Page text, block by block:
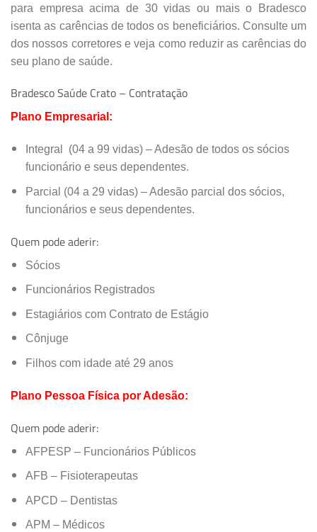
para empresa acima de 30 vidas ou mais o Bradesco
isenta as carências de todos os beneficiários. Consulte um
dos nossos corretores e veja como reduzir as carências do
seu plano de saúde.
Bradesco Saúde Crato – Contratação
Plano Empresarial:
Integral (04 a 99 vidas) – Adesão de todos os sócios
funcionário e seus dependentes.
Parcial (04 a 29 vidas) – Adesão parcial dos sócios,
funcionários e seus dependentes.
Quem pode aderir:
Sócios
Funcionários Registrados
Estagiários com Contrato de Estágio
Cônjuge
Filhos com idade até 29 anos
Plano Pessoa Física por Adesão:
Quem pode aderir:
AFPESP – Funcionários Públicos
AFB – Fisioterapeutas
APCD – Dentistas
APM – Médicos